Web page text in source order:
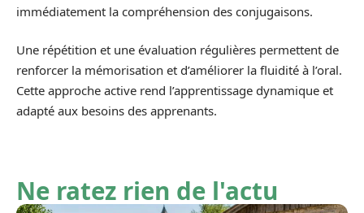
immédiatement la compréhension des conjugaisons.
Une répétition et une évaluation régulières permettent de
renforcer la mémorisation et d’améliorer la fluidité à l’oral.
Cette approche active rend l’apprentissage dynamique et
adapté aux besoins des apprenants.
Ne ratez rien de l'actu